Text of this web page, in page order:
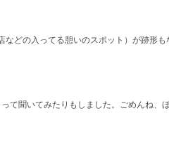
どの入ってる憩いのスポット）が跡形も
て聞いてみたりもしました。ごめんね、